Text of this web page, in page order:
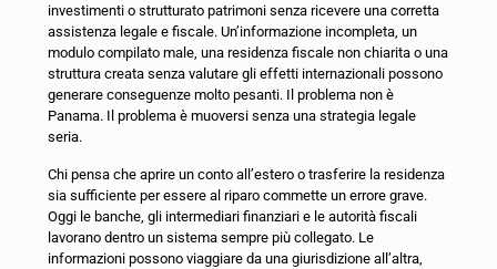
investimenti o strutturato patrimoni senza ricevere una corretta
assistenza legale e fiscale. Un’informazione incompleta, un
modulo compilato male, una residenza fiscale non chiarita o una
struttura creata senza valutare gli effetti internazionali possono
generare conseguenze molto pesanti. Il problema non è
Panama. Il problema è muoversi senza una strategia legale
seria.
Chi pensa che aprire un conto all’estero o trasferire la residenza
sia sufficiente per essere al riparo commette un errore grave.
Oggi le banche, gli intermediari finanziari e le autorità fiscali
lavorano dentro un sistema sempre più collegato. Le
informazioni possono viaggiare da una giurisdizione all’altra,